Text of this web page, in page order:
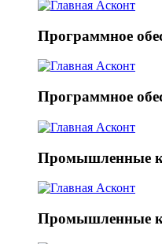
Программное
Программное
Промышленные
Промышленные